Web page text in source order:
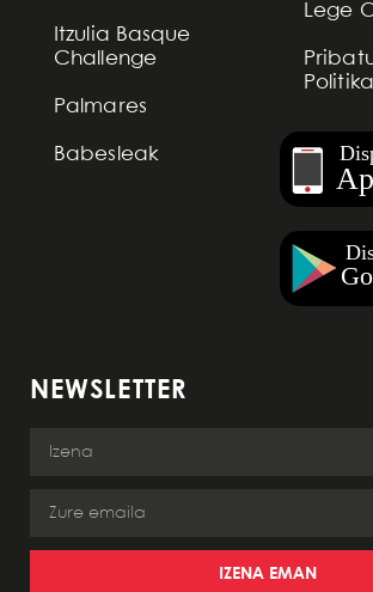
Itzulia Basque
Challenge
Palmares
Babesleak
Lege
NEWSLETTER
IZENA EMAN